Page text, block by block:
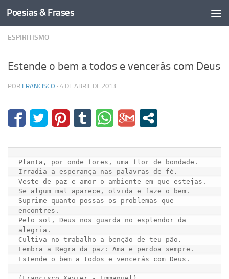
Skip to content
Poesias & Frases
ESPIRITISMO
Estende o bem a todos e vencerás com Deus
POR FRANCISCO · 4 DE ABRIL DE 2013
Planta, por onde fores, uma flor de bondade.
Irradia a esperança nas palavras de fé.
Veste de paz e amor o ambiente em que estejas.
Se algum mal aparece, olvida e faze o bem.
Suprime quanto possas os problemas que
encontres.
Pelo sol, Deus nos guarda no esplendor da
alegria.
Cultiva no trabalho a benção de teu pão.
Lembra a Regra da paz: Ama e perdoa sempre.
Estende o bem a todos e vencerás com Deus.